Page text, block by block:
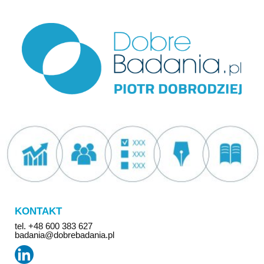
KONTAKT
tel. +48 600 383 627
badania@dobrebadania.pl